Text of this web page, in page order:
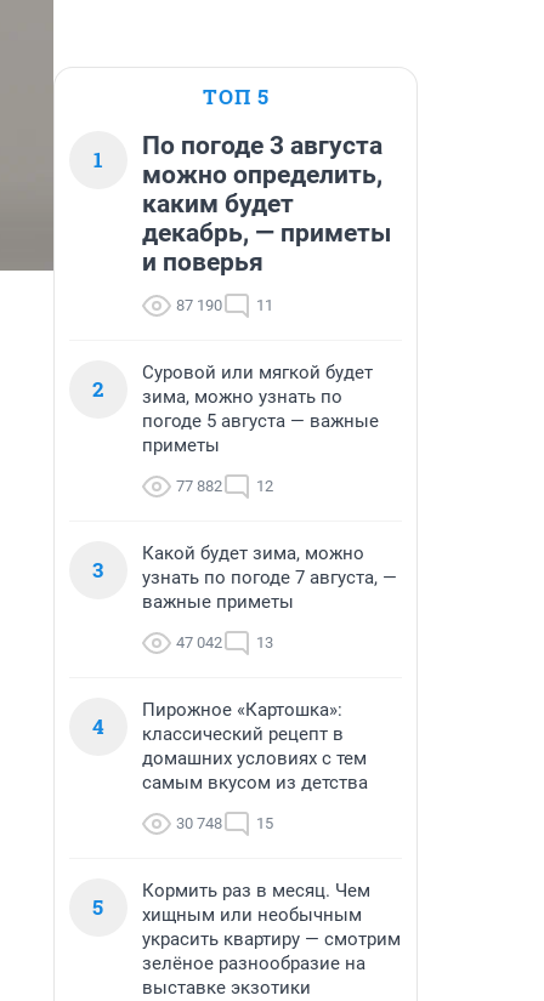
ТОП 5
1
По погоде 3 августа
можно определить,
каким будет
декабрь, — приметы
и поверья
87 190 11
2
Суровой или мягкой будет
зима, можно узнать по
погоде 5 августа — важные
приметы
77 882 12
3
Какой будет зима, можно
узнать по погоде 7 августа, —
важные приметы
47 042 13
4
Пирожное «Картошка»:
классический рецепт в
домашних условиях с тем
самым вкусом из детства
30 748 15
5
Кормить раз в месяц. Чем
хищным или необычным
украсить квартиру — смотрим
зелёное разнообразие на
выставке экзотики